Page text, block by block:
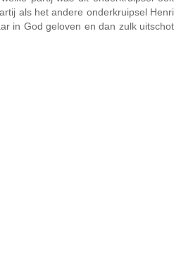
als het andere onderkruipsel Henri
in God geloven en dan zulk uitschot